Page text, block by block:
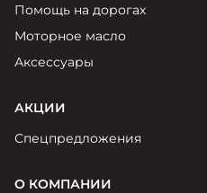
Помощь на дорогах
Моторное масло
Аксессуары
АКЦИИ
Спецпредложения
О КОМПАНИИ